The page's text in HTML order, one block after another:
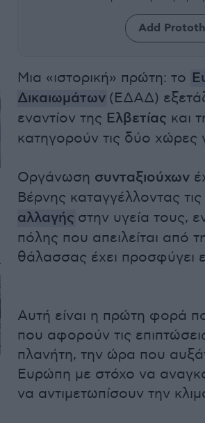
Add
Μια «ιστορική» πρώτη: το
Δικαιωμάτων (ΕΔΑΔ)
εναντίον της Ελβετίας και
κατηγορούν τις δύο χώρες
Οργάνωση συνταξιούχων
Βέρνης καταγγέλλοντας τις
αλλαγής στην υγεία τους,
πόλης που απειλείται από
θάλασσας έχει προσφύγει
Αυτή είναι η πρώτη φορά
που αφορούν τις
πλανήτη, την ώρα που
Ευρώπη με στόχο να
να αντιμετωπίσουν την